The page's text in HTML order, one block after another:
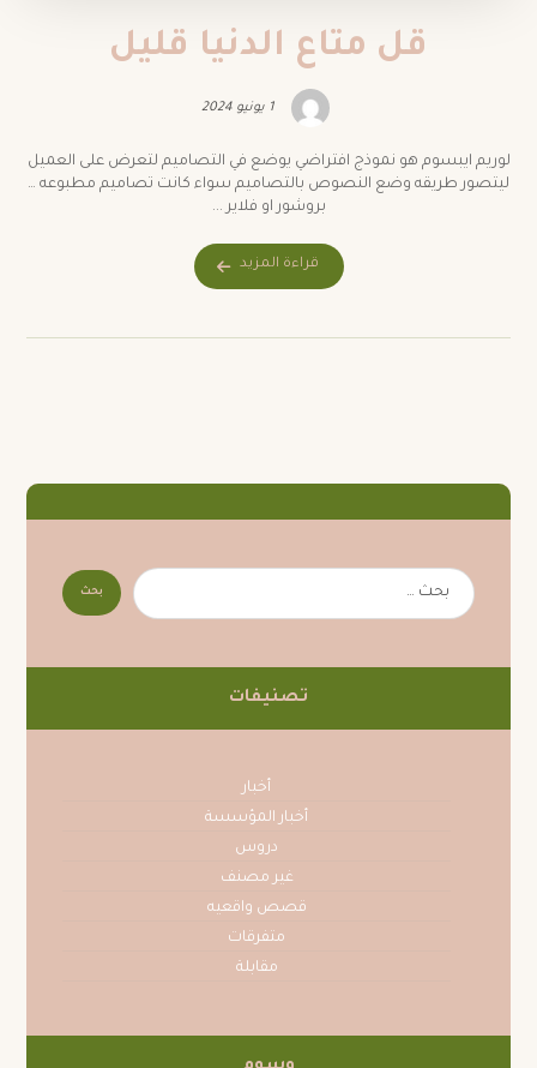
قل متاع الدنيا قليل
1 يونيو 2024
لوريم ايبسوم هو نموذج افتراضي يوضع في التصاميم لتعرض على العميل
ليتصور طريقه وضع النصوص بالتصاميم سواء كانت تصاميم مطبوعه …
بروشور او فلاير ...
قراءة المزيد
تصنيفات
أخبار
أخبار المؤسسة
دروس
غير مصنف
قصص واقعيه
متفرقات
مقابلة